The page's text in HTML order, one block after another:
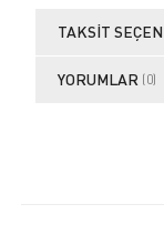
TAKSIT
YORUMLAR (0)